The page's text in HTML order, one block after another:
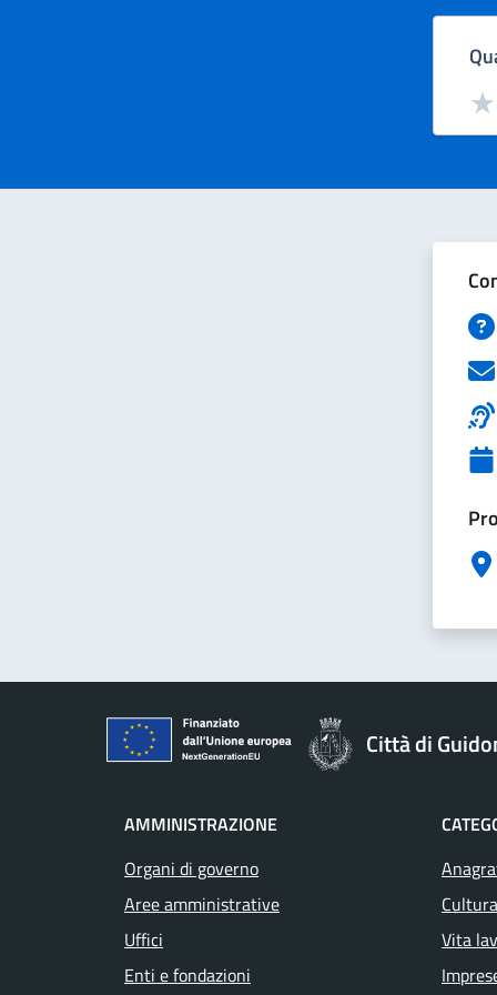
Città di
AMMINISTRAZIONE
Organi di governo
Aree amministrative
Uffici
Enti e fondazioni
Vita